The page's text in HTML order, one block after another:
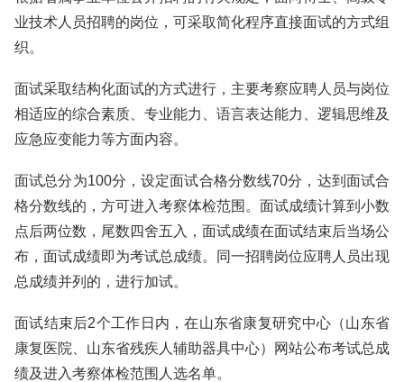
业技术人员招聘的岗位，可采取简化程序直接面试的方式组
织。
面试采取结构化面试的方式进行，主要考察应聘人员与岗位
相适应的综合素质、专业能力、语言表达能力、逻辑思维及
应急应变能力等方面内容。
面试总分为100分，设定面试合格分数线70分，达到面试合
格分数线的，方可进入考察体检范围。面试成绩计算到小数
点后两位数，尾数四舍五入，面试成绩在面试结束后当场公
布，面试成绩即为考试总成绩。同一招聘岗位应聘人员出现
总成绩并列的，进行加试。
面试结束后2个工作日内，在山东省康复研究中心（山东省
康复医院、山东省残疾人辅助器具中心）网站公布考试总成
绩及进入考察体检范围人选名单。